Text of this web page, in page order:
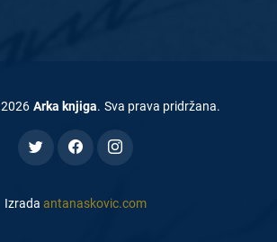
2026 Arka knjiga. Sva prava pridržana.
Izrada antanaskovic.com